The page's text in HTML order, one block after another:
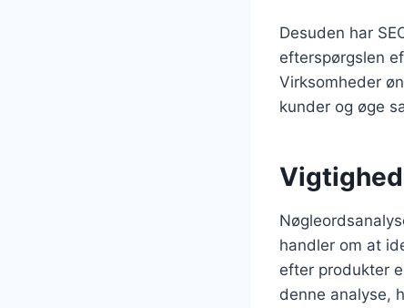
Desuden har
efterspørgslen
Virksomheder
kunder og øge
handler om at
efter produkter
denne analyse,